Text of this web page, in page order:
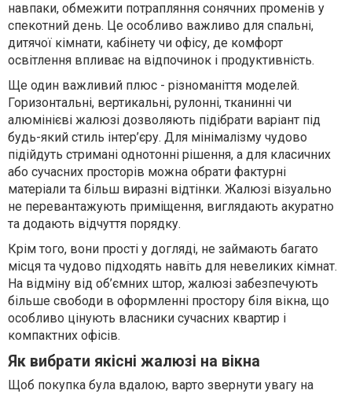
навпаки, обмежити потрапляння сонячних променів у
спекотний день. Це особливо важливо для спальні,
дитячої кімнати, кабінету чи офісу, де комфорт
освітлення впливає на відпочинок і продуктивність.
Ще один важливий плюс - різноманіття моделей.
Горизонтальні, вертикальні, рулонні, тканинні чи
алюмінієві жалюзі дозволяють підібрати варіант під
будь-який стиль інтер’єру. Для мінімалізму чудово
підійдуть стримані однотонні рішення, а для класичних
або сучасних просторів можна обрати фактурні
матеріали та більш виразні відтінки. Жалюзі візуально
не перевантажують приміщення, виглядають акуратно
та додають відчуття порядку.
Крім того, вони прості у догляді, не займають багато
місця та чудово підходять навіть для невеликих кімнат.
На відміну від об’ємних штор, жалюзі забезпечують
більше свободи в оформленні простору біля вікна, що
особливо цінують власники сучасних квартир і
компактних офісів.
Як вибрати якісні жалюзі на вікна
Щоб покупка була вдалою, варто звернути увагу на